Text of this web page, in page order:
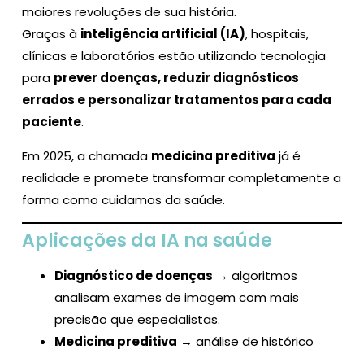
maiores revoluções de sua história.
Graças à inteligência artificial (IA), hospitais,
clínicas e laboratórios estão utilizando tecnologia
para prever doenças, reduzir diagnósticos
errados e personalizar tratamentos para cada
paciente.
Em 2025, a chamada medicina preditiva já é
realidade e promete transformar completamente a
forma como cuidamos da saúde.
Aplicações da IA na saúde
Diagnóstico de doenças → algoritmos
analisam exames de imagem com mais
precisão que especialistas.
Medicina preditiva → análise de histórico